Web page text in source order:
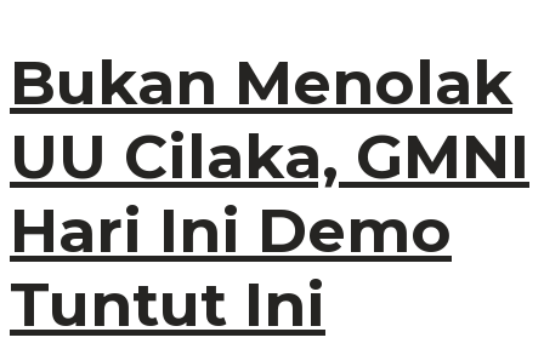
Bukan Menolak
UU Cilaka, GMNI
Hari Ini Demo
Tuntut Ini